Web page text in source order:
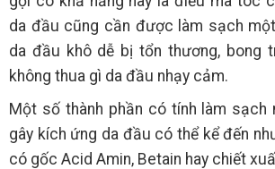
da đầu cũng cần được làm sạch
da đầu khô dễ bị tổn thương, bong
không thua gì da đầu nhạy cảm.
Một số thành phần có tính làm sạch
gây kích ứng da đầu có thể kể đến
có gốc Acid Amin, Betain hay chiết